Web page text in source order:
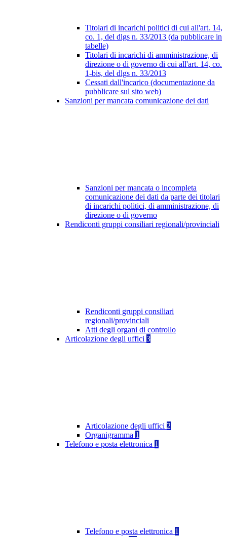
Titolari di incarichi politici di cui all'art. 14,
co. 1, del dlgs n. 33/2013 (da pubblicare in
tabelle)
Titolari di incarichi di amministrazione, di
direzione o di governo di cui all'art. 14, co.
1-bis, del dlgs n. 33/2013
Cessati dall'incarico (documentazione da
pubblicare sul sito web)
Sanzioni per mancata comunicazione dei dati
Sanzioni per mancata o incompleta
comunicazione dei dati da parte dei titolari
di incarichi politici, di amministrazione, di
direzione o di governo
Rendiconti gruppi consiliari regionali/provinciali
Rendiconti gruppi consiliari
regionali/provinciali
Atti degli organi di controllo
Articolazione degli uffici 3
Articolazione degli uffici 2
Organigramma 1
Telefono e posta elettronica 1
Telefono e posta elettronica 1